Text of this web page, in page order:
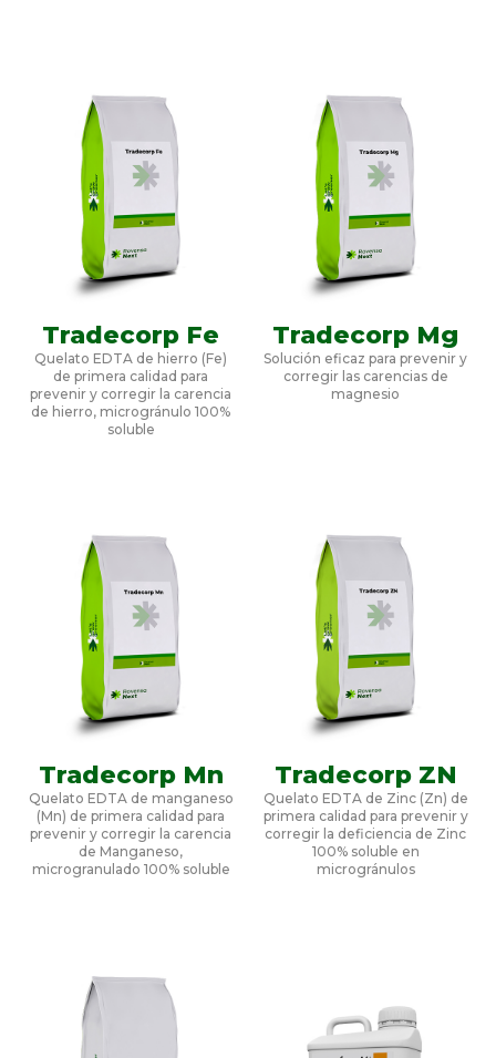
Tradecorp Fe
Quelato EDTA de hierro (Fe)
de primera calidad para
prevenir y corregir la carencia
de hierro, microgránulo 100%
soluble
Tradecorp Mg
Solución eficaz para prevenir y
corregir las carencias de
magnesio
Tradecorp Mn
Quelato EDTA de manganeso
(Mn) de primera calidad para
prevenir y corregir la carencia
de Manganeso,
microgranulado 100% soluble
Tradecorp ZN
Quelato EDTA de Zinc (Zn) de
primera calidad para prevenir y
corregir la deficiencia de Zinc
100% soluble en
microgránulos